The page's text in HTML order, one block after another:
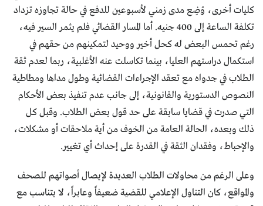
كليات أخرى، وُضِع مدى زمني لأسبوعين للدفع في حالة تجاوزه تزداد
تكلفة الساعة إلى 400 جنيه. أما المسار القضائي فلم يثمر السير فيه،
رغم تحمس البعض له كحل أخير ووحيد لتمكينهم من حقهم في
استكمال دراستهم العليا، بينما تكاسلت عنه الأغلبية، ربما لعدم ثقة
الطلاب في جدواه مع تعقد الإجراءات القضائية وطول مداها ومطاطية
النصوص الدستورية والقانونية، إلى جانب عدم تنفيذ بعض الأحكام
التي صدرت في قضايا سابقة على حد قول بعض الطلاب. وقبل كل
ذلك وبعده، الحالة العامة من الخوف من أية ملاحقات أو مشكلات،
والإحباط، وفقدان الثقة في القدرة على إحداث أي تغيير.
وعلى الرغم من محاولات الطلاب العديدة لإيصال أصواتهم للصحف
والمواقع، كان التناول الإعلامي للقضية ضعيفاً وعابراً، لا يتناسب مع